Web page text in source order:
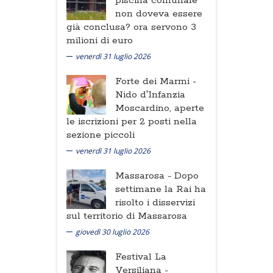
non doveva essere
già conclusa? ora servono 3
milioni di euro
venerdì 31 luglio 2026
Forte dei Marmi -
Nido d'Infanzia
Moscardino, aperte
le iscrizioni per 2 posti nella
sezione piccoli
venerdì 31 luglio 2026
Massarosa - Dopo
settimane la Rai ha
risolto i disservizi
sul territorio di Massarosa
giovedì 30 luglio 2026
Festival La
Versiliana -